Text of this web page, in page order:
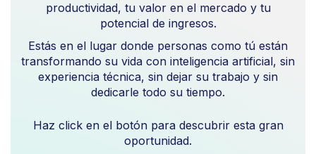
productividad, tu valor en el mercado y tu
potencial de ingresos.
Estás en el lugar donde personas como tú están
transformando su vida con inteligencia artificial, sin
experiencia técnica, sin dejar su trabajo y sin
dedicarle todo su tiempo.
Haz click en el botón para descubrir esta gran
oportunidad.